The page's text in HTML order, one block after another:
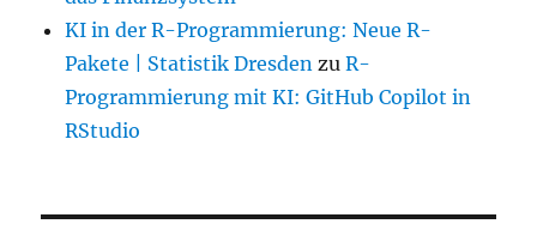
KI in der R-Programmierung: Neue R-
Pakete | Statistik Dresden zuR-
Programmierung mit KI: GitHub Copilot in
RStudio